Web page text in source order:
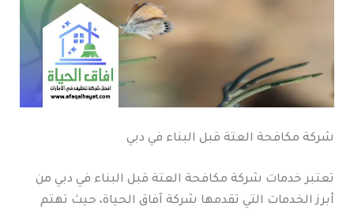
شركة مكافحة العتة قبل البناء في دبي
تعتبر خدمات شركة مكافحة العتة قبل البناء في دبي من
أبرز الخدمات التي تقدمها شركة آفاق الحياة، حيث تهتم